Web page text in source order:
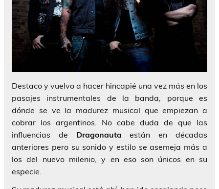
Destaco y vuelvo a hacer hincapié una vez más en los
pasajes instrumentales de la banda, porque es
dónde se ve la madurez musical que empiezan a
cobrar los argentinos. No cabe duda de que las
influencias de Dragonauta están en décadas
anteriores pero su sonido y estilo se asemeja más a
los del nuevo milenio, y en eso son únicos en su
especie.